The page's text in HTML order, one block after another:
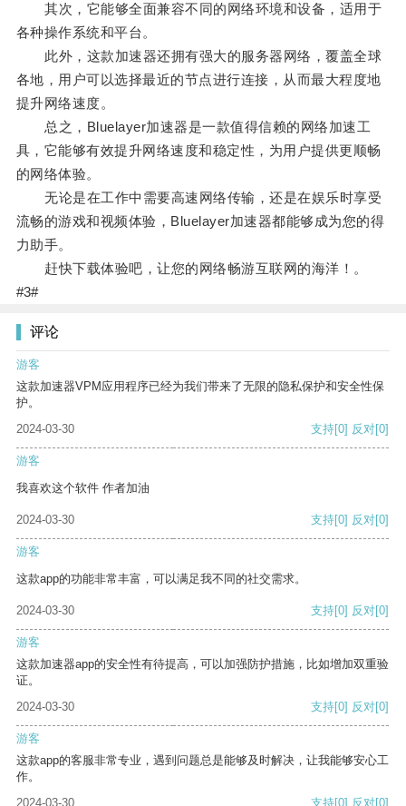
其次，它能够全面兼容不同的网络环境和设备，适用于
各种操作系统和平台。
此外，这款加速器还拥有强大的服务器网络，覆盖全球
各地，用户可以选择最近的节点进行连接，从而最大程度地
提升网络速度。
总之，Bluelayer加速器是一款值得信赖的网络加速工
具，它能够有效提升网络速度和稳定性，为用户提供更顺畅
的网络体验。
无论是在工作中需要高速网络传输，还是在娱乐时享受
流畅的游戏和视频体验，Bluelayer加速器都能够成为您的得
力助手。
赶快下载体验吧，让您的网络畅游互联网的海洋！。
#3#
评论
游客
这款加速器VPM应用程序已经为我们带来了无限的隐私保护和安全性保
护。
2024-03-30
支持[0] 反对[0]
游客
我喜欢这个软件 作者加油
2024-03-30 支持[0] 反对[0]
游客
这款app的功能非常丰富，可以满足我不同的社交需求。
2024-03-30 支持[0] 反对[0]
游客
这款加速器app的安全性有待提高，可以加强防护措施，比如增加双重验
证。
2024-03-30
支持[0] 反对[0]
游客
这款app的客服非常专业，遇到问题总是能够及时解决，让我能够安心工
作。
2024-03-30
支持[0] 反对[0]